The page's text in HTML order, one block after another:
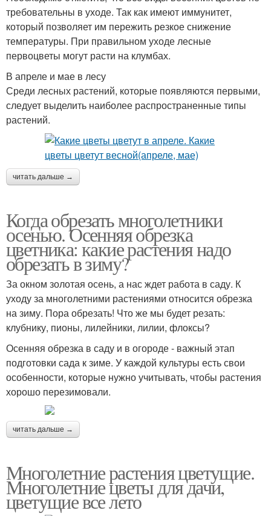
требовательны в уходе. Так как имеют иммунитет,
который позволяет им пережить резкое снижение
температуры. При правильном уходе лесные
первоцветы могут расти на клумбах.
В апреле и мае в лесу
Среди лесных растений, которые появляются первыми,
следует выделить наиболее распространенные типы
растений.
читать дальше →
Когда обрезать многолетники
осенью. Осенняя обрезка
цветника: какие растения надо
обрезать в зиму?
За окном золотая осень, а нас ждет работа в саду. К
уходу за многолетними растениями относится обрезка
на зиму. Пора обрезать! Что же мы будет резать:
клубнику, пионы, лилейники, лилии, флоксы?
Осенняя обрезка в саду и в огороде - важный этап
подготовки сада к зиме. У каждой культуры есть свои
особенности, которые нужно учитывать, чтобы растения
хорошо перезимовали.
читать дальше →
Многолетние растения цветущие.
Многолетние цветы для дачи,
цветущие все лето